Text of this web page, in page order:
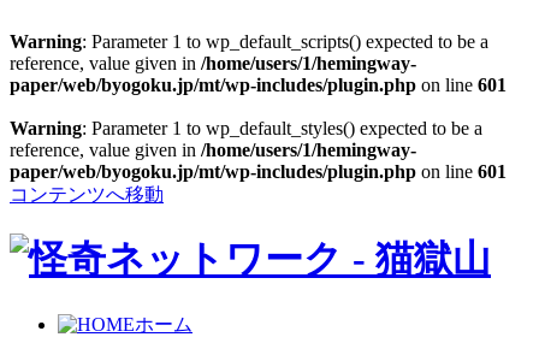
Warning: Parameter 1 to wp_default_scripts() expected to be a
reference, value given in /home/users/1/hemingway-
paper/web/byogoku.jp/mt/wp-includes/plugin.php on line 601
Warning: Parameter 1 to wp_default_styles() expected to be a
reference, value given in /home/users/1/hemingway-
paper/web/byogoku.jp/mt/wp-includes/plugin.php on line 601
コンテンツへ移動
ホーム